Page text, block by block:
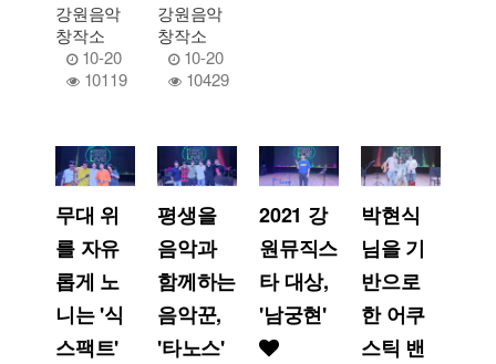
강원음악
창작소
10-20
10119
강원음악
창작소
10-20
10429
무대 위
를 자유
롭게 노
니는 '식
스팩트'
평생을
음악과
함께하는
음악꾼,
'타노스'
2021 강
원뮤직스
타 대상,
'남궁현'
박현식
님을 기
반으로
한 어쿠
스틱 밴